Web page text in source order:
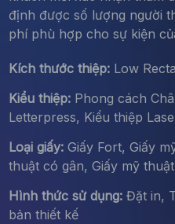
định được số lượng người
phí phù hợp cho sự kiện
Kích thước thiệp:Low
Kiểu thiệp:Phong cách
Letterpress, Kiểu thiệp
Loại giấy:Giấy Fort, Giấy
thuật có gân, Giấy mỹ
Hình thức sử dụng:Đặt in,
bản thiết kế